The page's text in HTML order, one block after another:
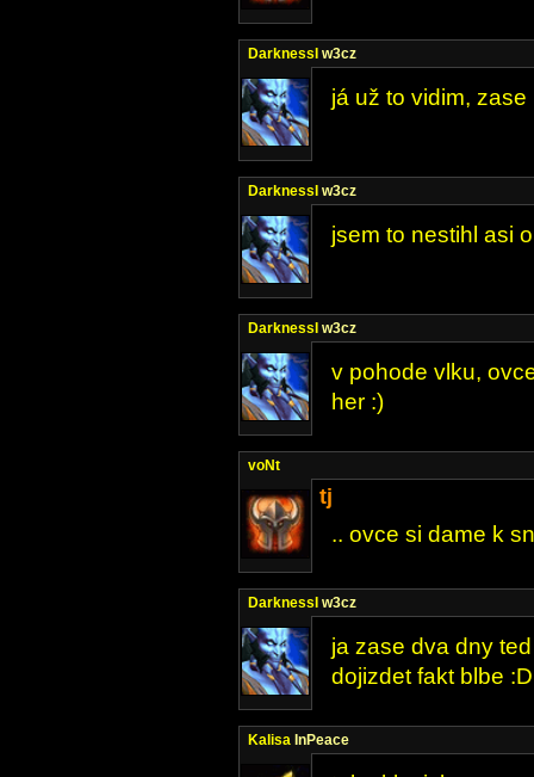
DarknessI w3cz
já už to vidim,
DarknessI w3cz
jsem to nestihl asi
DarknessI w3cz
v pohode vlku,
her :)
voNt
tj
.. ovce si dame k
DarknessI w3cz
ja zase dva dny
dojizdet fakt blbe :D
Kalisa InPeace